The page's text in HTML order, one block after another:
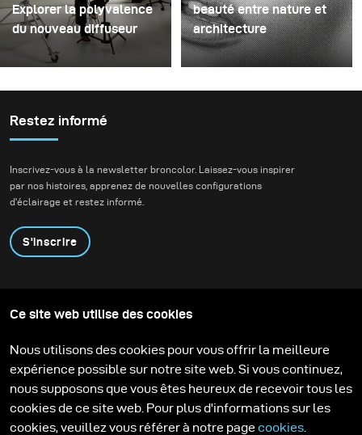
Explorer la polyvalence
du nouveau diffuseur
Certaines séances photo
tester du matériel. Cette
séance a été les deux à
reçu le tout nouveau
diffuseur pour le
Focus 110 et j'avais hâte
de le mettre à l'épreuve
créatif.
beauté entre nature et
architecture
Pour ce projet, nous
contemporaine.
Restez informé
Inscrivez-vous à la newsletter broncolor. Laissez-vous inspirer
par nos histoires, apprenez de nouvelles configurations
d'éclairage et restez informé.
S'inscrire
Contactez-nous
Technologies
Support
Carrière
Media Center
Ce site web utilise des cookies
Nous utilisons des cookies pour vous offrir la meilleure
expérience possible sur notre site web. Si vous continuez,
nous supposons que vous êtes heureux de recevoir tous les
cookies de ce site web. Pour plus d'informations sur les
cookies, veuillez vous référer à notre page cookies